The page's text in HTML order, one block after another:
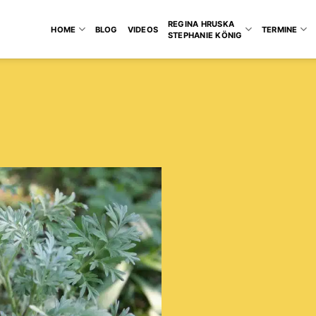
HOME BLOG VIDEOS
REGINA HRUSKA
STEPHANIE KÖNIG
TERMINE